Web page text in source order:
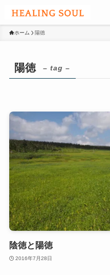
ホーム 陽徳
陽徳 – tag –
陰徳と陽徳
2016年7月28日